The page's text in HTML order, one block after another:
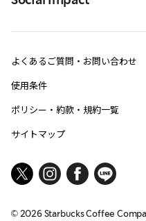
よくあるご質問・お問い合わせ
使用条件
ポリシー・約款・規約一覧
サイトマップ
© 2026Starbucks Coffee